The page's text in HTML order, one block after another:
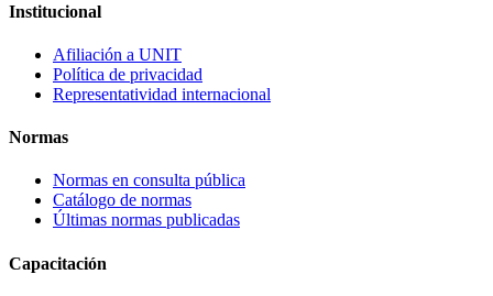
Institucional
Afiliación a UNIT
Política de privacidad
Representatividad internacional
Normas
Normas en consulta pública
Catálogo de normas
Últimas normas publicadas
Capacitación